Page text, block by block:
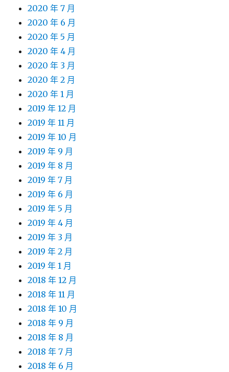
2020 年 7 月
2020 年 6 月
2020 年 5 月
2020 年 4 月
2020 年 3 月
2020 年 2 月
2020 年 1 月
2019 年 12 月
2019 年 11 月
2019 年 10 月
2019 年 9 月
2019 年 8 月
2019 年 7 月
2019 年 6 月
2019 年 5 月
2019 年 4 月
2019 年 3 月
2019 年 2 月
2019 年 1 月
2018 年 12 月
2018 年 11 月
2018 年 10 月
2018 年 9 月
2018 年 8 月
2018 年 7 月
2018 年 6 月